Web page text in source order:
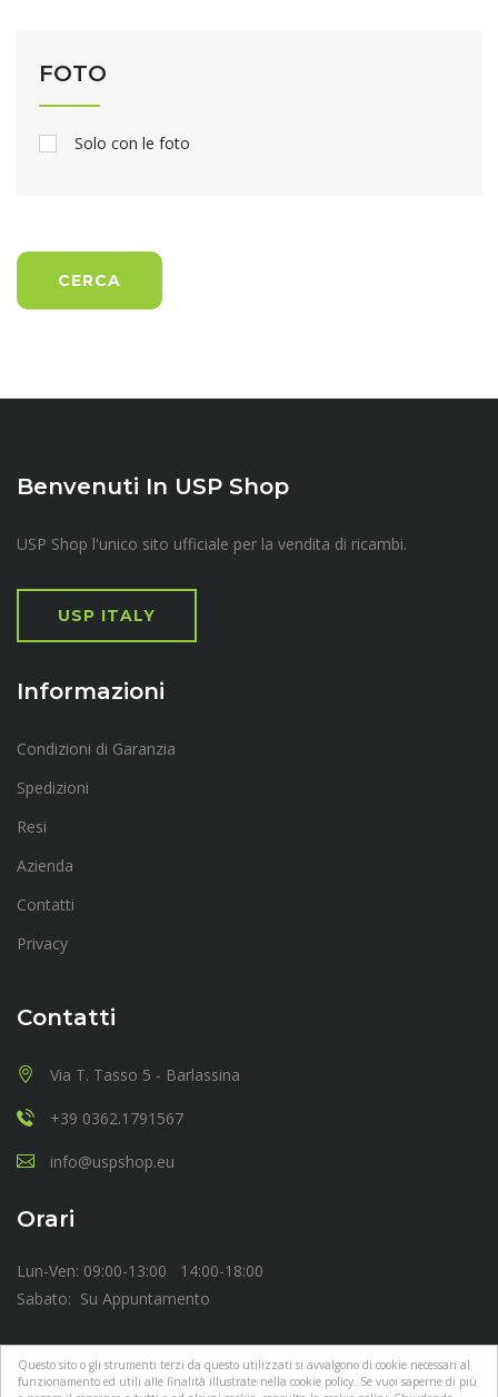
Questo sito o gli strumenti terzi da questo utilizzati si avvalgono di cookie necessari al
funzionamento ed utili alle finalità illustrate nella cookie policy. Se vuoi saperne di più
FOTO
Solo con le foto
CERCA
Benvenuti In USP Shop
USP Shop l'unico sito ufficiale per la vendita di ricambi.
USP ITALY
Informazioni
Condizioni di Garanzia
Spedizioni
Resi
Azienda
Contatti
Privacy
Contatti
Via T. Tasso 5 - Barlassina
+39 0362.1791567
info@uspshop.eu
Orari
Lun-Ven: 09:00-13:00 14:00-18:00
Sabato: Su Appuntamento